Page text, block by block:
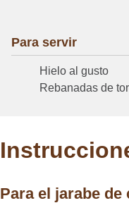
Para servir
Hielo al gusto
Rebanadas de
Para el jarabe de